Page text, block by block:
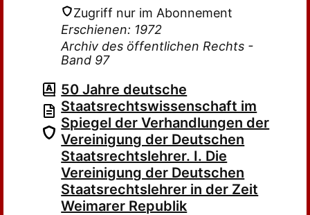
Zugriff nur im Abonnement
Erschienen: 1972
Archiv des öffentlichen Rechts -
Band 97
50 Jahre deutsche
Staatsrechtswissenschaft im
Spiegel der Verhandlungen der
Vereinigung der Deutschen
Staatsrechtslehrer. I. Die
Vereinigung der Deutschen
Staatsrechtslehrer in der Zeit
Weimarer Republik